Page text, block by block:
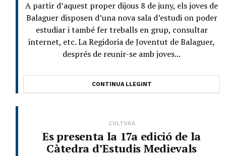
A partir d’aquest proper dijous 8 de juny, els joves de
Balaguer disposen d’una nova sala d’estudi on poder
estudiar i també fer treballs en grup, consultar
internet, etc. La Regidoria de Joventut de Balaguer,
després de reunir-se amb joves...
CONTINUA LLEGINT
CULTURA
Es presenta la 17a edició de la
Càtedra d’Estudis Medievals